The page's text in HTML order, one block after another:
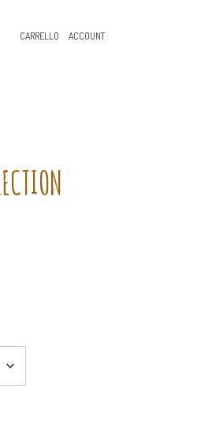
CARRELLO ACCOUNT